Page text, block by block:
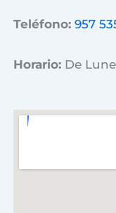
Teléfono: 957
Horario: De